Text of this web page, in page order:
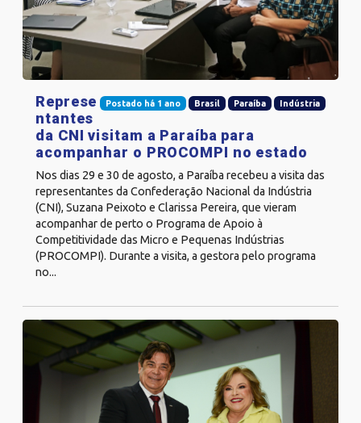
Postado há 1 ano Brasil Paraíba Indústria
Represe
ntantes
da CNI visitam a Paraíba para
acompanhar o PROCOMPI no estado
Nos dias 29 e 30 de agosto, a Paraíba recebeu a visita das
representantes da Confederação Nacional da Indústria
(CNI), Suzana Peixoto e Clarissa Pereira, que vieram
acompanhar de perto o Programa de Apoio à
Competitividade das Micro e Pequenas Indústrias
(PROCOMPI). Durante a visita, a gestora pelo programa
no...